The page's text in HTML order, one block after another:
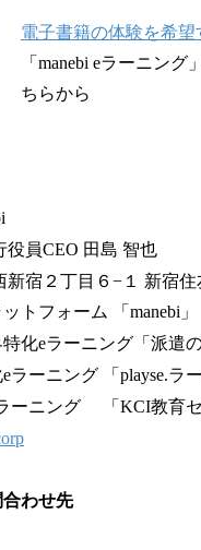
電子書籍の体験を希望
「manebi eラーニン
ちらから
員CEO ⽥島 智也
新宿２丁目６−１ 新宿住
トフォーム 「manebi」
ーニング「派遣の
ング 「playse.ラー
グ 「KCI教育セ
わせ先